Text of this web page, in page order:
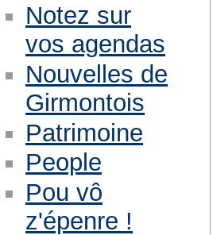
Notez sur
vos agendas
Nouvelles de
Girmontois
Patrimoine
People
Pou vô
z'épenre !